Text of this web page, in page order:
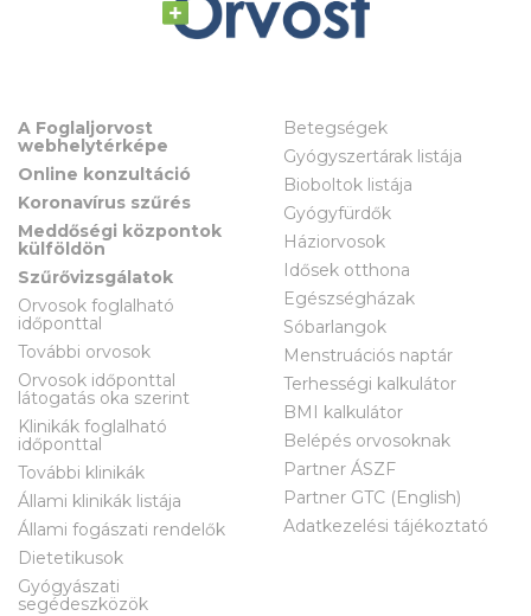
A Foglaljorvost
webhelytérképe
Online konzultáció
Koronavírus szűrés
Meddőségi központok
külföldön
Szűrővizsgálatok
Orvosok foglalható
időponttal
További orvosok
Orvosok időponttal
látogatás oka szerint
Klinikák foglalható
időponttal
További klinikák
Állami klinikák listája
Állami fogászati rendelők
Dietetikusok
Gyógyászati
segédeszközök
Betegségek
Gyógyszertárak listája
Bioboltok listája
Gyógyfürdők
Háziorvosok
Idősek otthona
Egészségházak
Sóbarlangok
Menstruációs naptár
Terhességi kalkulátor
BMI kalkulátor
Belépés orvosoknak
Partner ÁSZF
Partner GTC (English)
Adatkezelési tájékoztató